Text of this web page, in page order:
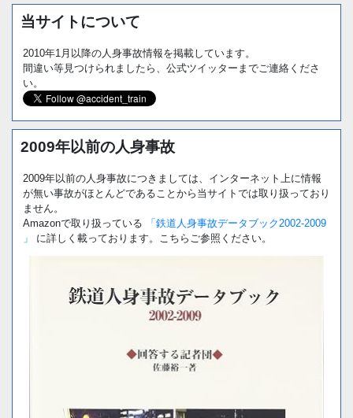
当サイトについて
2010年1月以降の人身事故情報を掲載しています。
間違い等見つけられましたら、公式ツイッターまでご連絡くださ
い。
2009年以前の人身事故
2009年以前の人身事故につきましては、インターネット上に情報
が無い事故がほとんどであることから当サイトでは取り扱っており
ません。
Amazonで取り扱っている
「鉄道人身事故データブック2002-2009
」
に詳しく載っております。こちらご参照ください。